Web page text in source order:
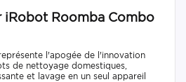
iRobot Roomba Combo
l'apogée de l'innovation
de nettoyage domestiques,
et lavage en un seul appareil